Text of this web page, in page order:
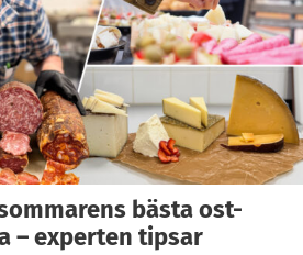
bästa ost-
– experten tipsar